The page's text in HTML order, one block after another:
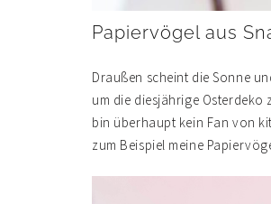
Papiervögel aus
Draußen scheint die Sonne
um die diesjährige Osterdeko
bin überhaupt kein Fan von
zum Beispiel meine